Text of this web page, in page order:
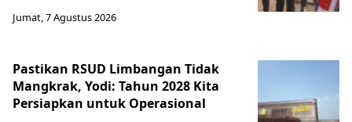
Jumat, 7 Agustus 2026
Pastikan RSUD Limbangan Tidak
Mangkrak, Yodi: Tahun 2028 Kita
Persiapkan untuk Operasional